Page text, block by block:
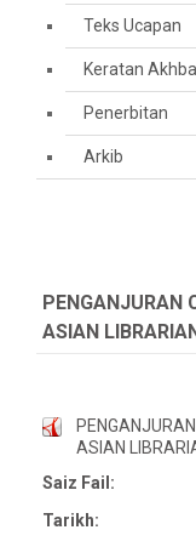
Teks Ucapan
Keratan
Penerbitan
Arkib
PENGANJURAN
ASIAN
ASIAN
Saiz Fail:
Tarikh: